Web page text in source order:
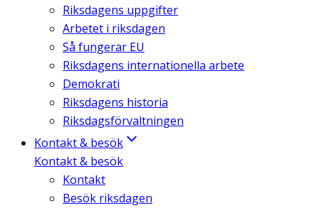
Riksdagens uppgifter
Arbetet i riksdagen
Så fungerar EU
Riksdagens internationella arbete
Demokrati
Riksdagens historia
Riksdagsförvaltningen
Kontakt & besök
Kontakt & besök
Kontakt
Besök riksdagen